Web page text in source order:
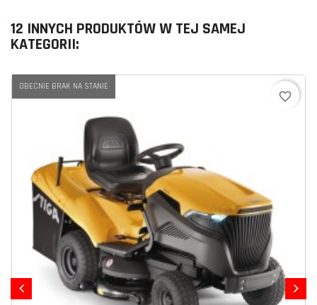
12 INNYCH PRODUKTÓW W TEJ SAMEJ
KATEGORII:
OBECNIE BRAK NA STANIE
favorite_border